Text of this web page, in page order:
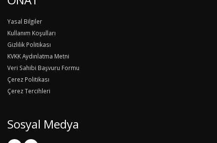
Yasal Bilgiler
Kullanım Koşulları
Gizlilik Politikası
KVKK Aydınlatma Metni
Veri Sahibi Başvuru Formu
Çerez Politikası
Çerez Tercihleri
Sosyal Medya